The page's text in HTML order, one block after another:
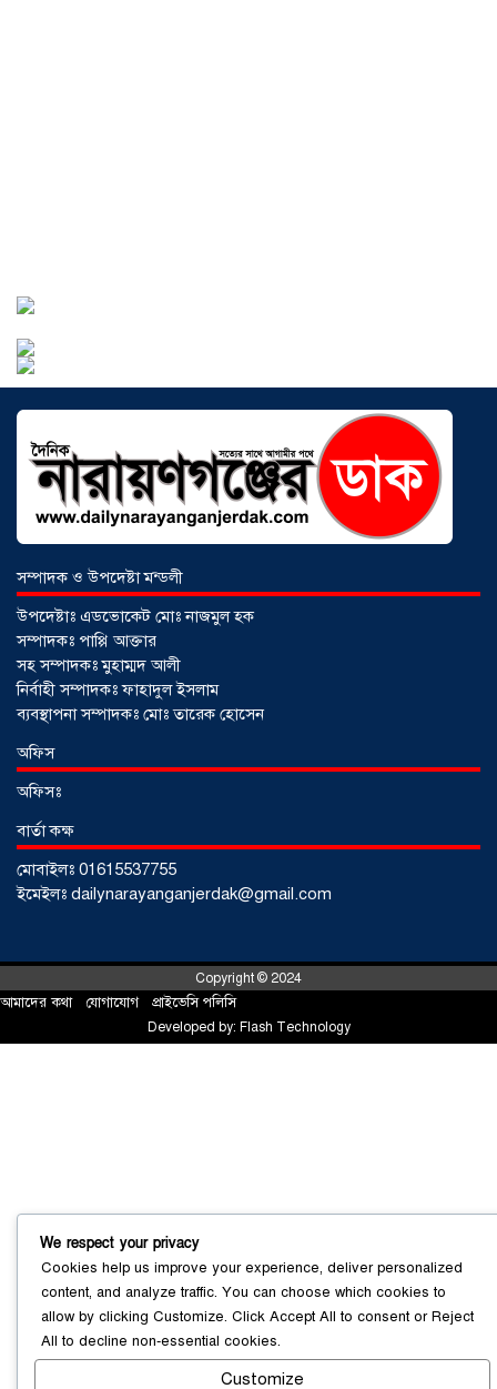
মোহাম্মদিয়া ফিশারিজ’
০৫ আগস্ট ২০২৬
বাংলাদেশে এখন বিনিয়োগের বড় সম্ভাবনা,
উন্নয়নের অংশীদার হোন প্রবাসীরা —
২০২৬
আড়াইহাজারে বান্টি বাজারে ৫ গ্রাম
শর্টগান
০৩ আগস্ট ২০২৬
সম্পাদক ও উপদেষ্টা মন্ডলী
উপদেষ্টাঃ এডভোকেট মোঃ নাজমুল হক
সম্পাদকঃ পাপ্পি আক্তার
সহ সম্পাদকঃ মুহাম্মদ আলী
নির্বাহী সম্পাদকঃ ফাহাদুল ইসলাম
ব্যবস্থাপনা সম্পাদকঃ মোঃ তারেক হোসেন
অফিস
অফিসঃ
বার্তা কক্ষ
মোবাইলঃ 01615537755
ইমেইলঃ dailynarayanganjerdak@gmail.com
Copyright © 2024
আমাদের কথা যোগাযোগ প্রাইভেসি পলিসি
Developed by: Flash Technology
We respect your privacy
Cookies help us improve your experience, deliver personalized
content, and analyze traffic. You can choose which cookies to
allow by clicking Customize. Click Accept All to consent orReject
All to decline non-essential cookies.
Customize